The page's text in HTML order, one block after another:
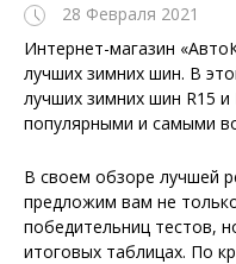
28 Февраля 2021
Интернет-магазин
лучших зимних шин. В
лучших зимних шин R15
популярными и самыми
В своем обзоре лучшей
предложим вам не
победительниц тестов,
итоговых таблицах. По